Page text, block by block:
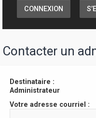
CONNEXION
Contacter un
Destinataire :
Administrateur
Votre adresse courriel :